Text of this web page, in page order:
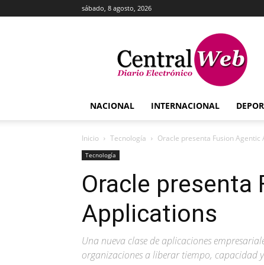
sábado, 8 agosto, 2026
Central
Web
NACIONAL INTERNACIONAL
Inicio Tecnología Oracle presenta Fusion Agentic
Tecnología
Oracle presenta
Applications
Una nueva clase de aplicaciones
organizaciones a liberar tiempo, capacidad